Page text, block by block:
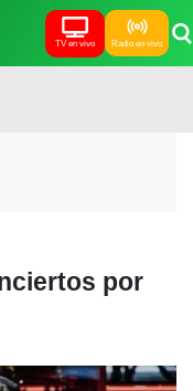
TV en vivo Radio en vivo
por